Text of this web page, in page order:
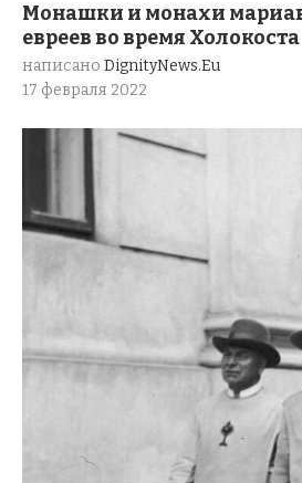
Монашки и монахи
евреев во время Холокоста
написано DignityNews.eu
17 февраля 2022